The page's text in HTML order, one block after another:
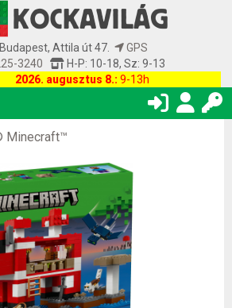
Attila út 47.
GPS
3240
H-P: 10-18, Sz: 9-13
2026. augusztus 8.: 9-13h
Minecraft™